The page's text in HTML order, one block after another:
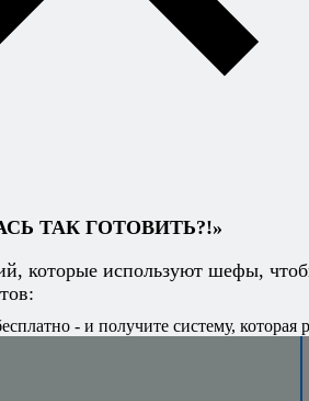
ТАК ГОТОВИТЬ?!»
которые используют шефы,
- и получите систему, которая